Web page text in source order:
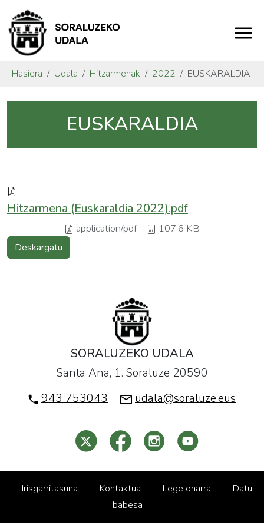
Hasiera Udala Hitzarmenak 2022 EUSKARALDIA
EUSKARALDIA
Hitzarmena (Euskaraldia 2022).pdf
application/pdf 107.6 KB
Deskargatu
SORALUZEKO UDALA
Santa Ana, 1. Soraluze 20590
943 753043
udala@soraluze.eus
Irisgarritasuna Kontaktua Lege oharra
Datu
babesa